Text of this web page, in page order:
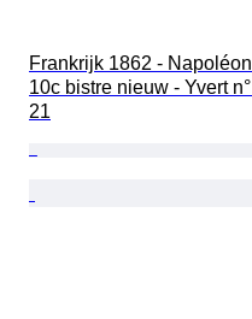
Frankrijk 1862 - Napoléon
10c bistre nieuw - Yvert n°
21